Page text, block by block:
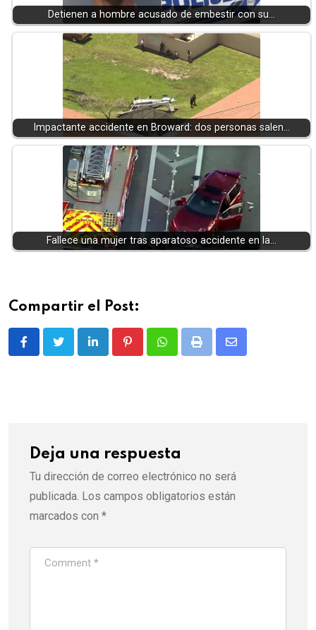
Detienen a hombre acusado de embestir con su…
Impactante accidente en Broward: dos personas salen…
Fallece una mujer tras aparatoso accidente en la…
Compartir el Post:
LinkedIn PinterestWhatsappPrint
Share
Deja una respuesta
Tu dirección de correo electrónico no será
publicada. Los campos obligatorios están
marcados con *